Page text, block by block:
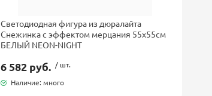
Светодиодная фигура из дюралайта
Снежинка с эффектом мерцания 55x55см
БЕЛЫЙ NEON-NIGHT
6 582 руб. / шт.
Наличие: много